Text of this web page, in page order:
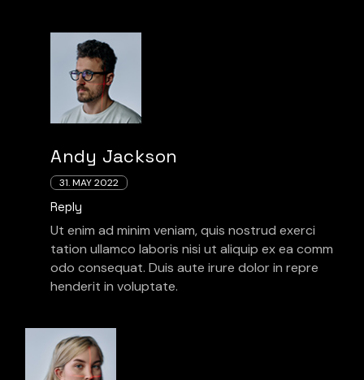
Andy Jackson
31. MAY 2022
Reply
Ut enim ad minim veniam, quis nostrud exerci
tation ullamco laboris nisi ut aliquip ex ea comm
odo consequat. Duis aute irure dolor in repre
henderit in voluptate.